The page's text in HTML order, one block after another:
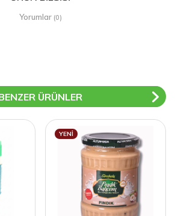
Yorumlar (0)
ÜRÜNLER
YENI